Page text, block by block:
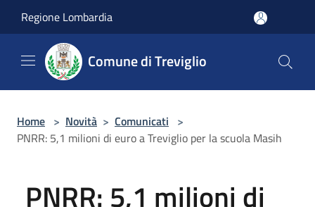
Regione Lombardia
Comune di Treviglio
Home > Novità > Comunicati >
PNRR: 5,1 milioni di euro a Treviglio per la scuola Masih
PNRR: 5,1 milioni di